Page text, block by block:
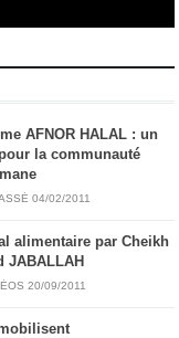
AFNOR HALAL : un
la communauté
04/02/2011
alimentaire par Cheikh
JABALLAH
20/09/2011